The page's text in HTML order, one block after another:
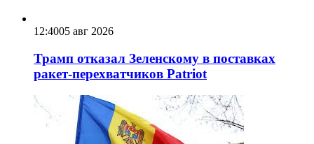
12:4005 авг 2026
Трамп отказал Зеленскому в поставках
ракет-перехватчиков Patriot